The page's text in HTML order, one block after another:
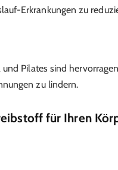
Erkrankungen zu
Pilates sind
zu lindern.
für Ihren